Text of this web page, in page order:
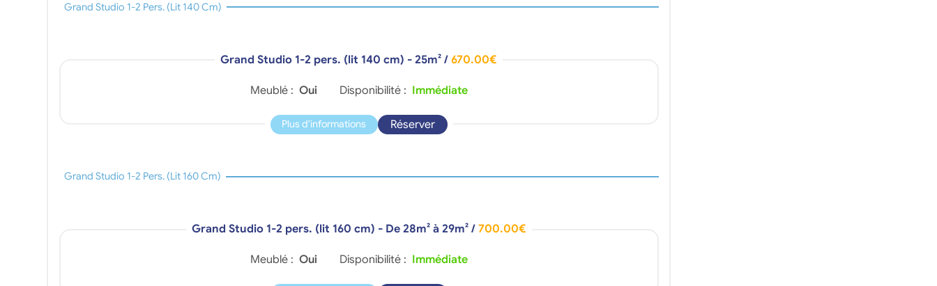
Grand Studio 1-2 Pers. (lit 140 Cm)
Grand Studio 1-2 pers. (lit 140 cm) - 25m² / 670.00€
Meublé : Oui Disponibilité : Immédiate
Plus d'informations Réserver
Grand Studio 1-2 Pers. (lit 160 Cm)
Grand Studio 1-2 pers. (lit 160 cm) - De 28m² à 29m² / 700.00€
Meublé : Oui Disponibilité : Immédiate